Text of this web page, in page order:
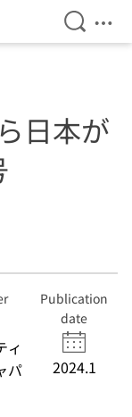
Open
日本が
ィ
パ
Publication
date
2024.1